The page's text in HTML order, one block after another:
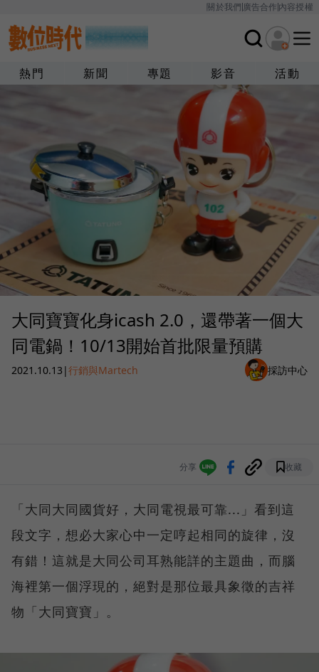
關於我們廣告合作內容授權
熱門 新聞 專題 影音 活動
大同寶寶化身icash 2.0，還帶著一個大
同電鍋！10/13開始首批限量預購
2021.10.13 |行銷與Martech 採訪中心
分享 收藏
「大同大同國貨好，大同電視最可靠...」看到這
段文字，想必大家心中一定哼起相同的旋律，沒
有錯！這就是大同公司耳熟能詳的主題曲，而腦
海裡第一個浮現的，絕對是那位最具象徵的吉祥
物「大同寶寶」。